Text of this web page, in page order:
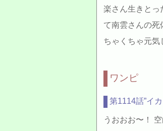
楽さん生きとっ
て南雲さんの死
ちゃくちゃ元気
ワンピ
第1114話”イ
うおおお〜！